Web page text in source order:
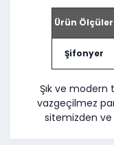
Ürün
Şifonyer
Şık ve modern
vazgeçilmez
sitemizden ve